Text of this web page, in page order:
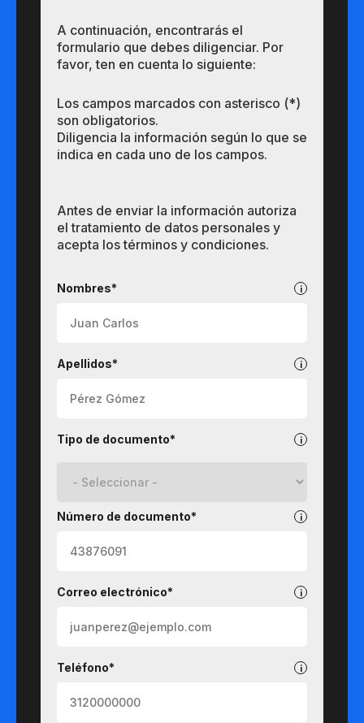
A continuación, encontrarás el
formulario que debes diligenciar. Por
favor, ten en cuenta lo siguiente:
Los campos marcados con asterisco (*)
son obligatorios.
Diligencia la información según lo que se
indica en cada uno de los campos.
Antes de enviar la información autoriza
el tratamiento de datos personales y
acepta los términos y condiciones.
Nombres*
Apellidos*
Tipo de documento*
Número de documento*
Correo electrónico*
Teléfono*